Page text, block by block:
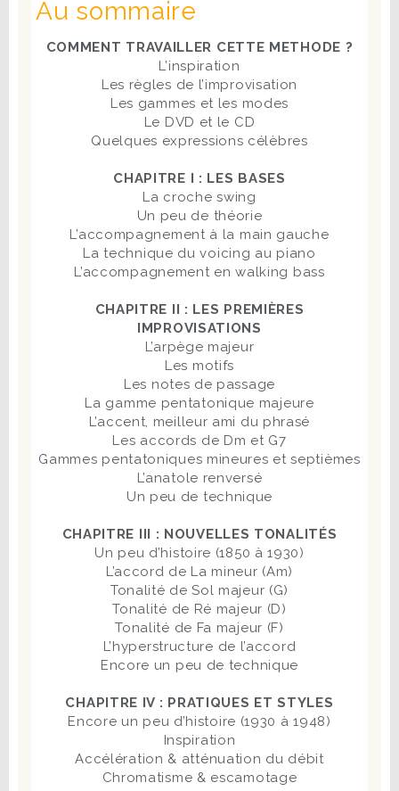
Au sommaire
COMMENT TRAVAILLER CETTE METHODE ?
L’inspiration
Les règles de l’improvisation
Les gammes et les modes
Le DVD et le CD
Quelques expressions célèbres
CHAPITRE I : LES BASES
La croche swing
Un peu de théorie
L’accompagnement à la main gauche
La technique du voicing au piano
L’accompagnement en walking bass
CHAPITRE II : LES PREMIÈRES
IMPROVISATIONS
L’arpège majeur
Les motifs
Les notes de passage
La gamme pentatonique majeure
L’accent, meilleur ami du phrasé
Les accords de Dm et G7
Gammes pentatoniques mineures et septièmes
L’anatole renversé
Un peu de technique
CHAPITRE III : NOUVELLES TONALITÉS
Un peu d’histoire (1850 à 1930)
L’accord de La mineur (Am)
Tonalité de Sol majeur (G)
Tonalité de Ré majeur (D)
Tonalité de Fa majeur (F)
L’hyperstructure de l’accord
Encore un peu de technique
CHAPITRE IV : PRATIQUES ET STYLES
Encore un peu d’histoire (1930 à 1948)
Inspiration
Accélération & atténuation du débit
Chromatisme & escamotage